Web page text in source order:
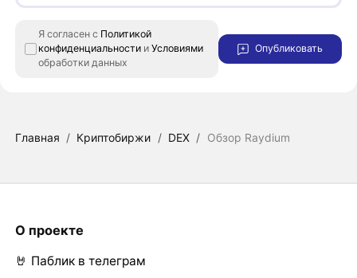
Я согласен с Политикой
конфиденциальности иУсловиями
обработки данных
Опубликовать
Главная / Криптобиржи / DEX / Обзор Raydium
О проекте
🤘 Паблик в телеграм